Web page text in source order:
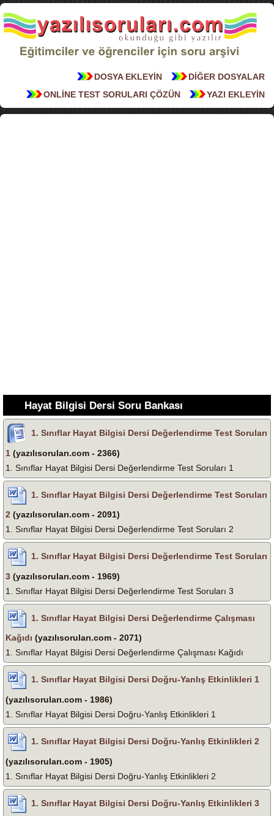
DİĞER DOSYALAR
DOSYA EKLEYİN
YAZI EKLEYİN
ONLİNE TEST SORULARI ÇÖZÜN
Hayat Bilgisi Dersi Soru Bankası
1. Sınıflar Hayat Bilgisi Dersi Değerlendirme Test Soruları
1 (yazılısoruları.com - 2366)
1. Sınıflar Hayat Bilgisi Dersi Değerlendirme Test Soruları 1
1. Sınıflar Hayat Bilgisi Dersi Değerlendirme Test Soruları
2 (yazılısoruları.com - 2091)
1. Sınıflar Hayat Bilgisi Dersi Değerlendirme Test Soruları 2
1. Sınıflar Hayat Bilgisi Dersi Değerlendirme Test Soruları
3 (yazılısoruları.com - 1969)
1. Sınıflar Hayat Bilgisi Dersi Değerlendirme Test Soruları 3
1. Sınıflar Hayat Bilgisi Dersi Değerlendirme Çalışması
Kağıdı (yazılısoruları.com - 2071)
1. Sınıflar Hayat Bilgisi Dersi Değerlendirme Çalışması Kağıdı
1. Sınıflar Hayat Bilgisi Dersi Doğru-Yanlış Etkinlikleri 1
(yazılısoruları.com - 1986)
1. Sınıflar Hayat Bilgisi Dersi Doğru-Yanlış Etkinlikleri 1
1. Sınıflar Hayat Bilgisi Dersi Doğru-Yanlış Etkinlikleri 2
(yazılısoruları.com - 1905)
1. Sınıflar Hayat Bilgisi Dersi Doğru-Yanlış Etkinlikleri 2
1. Sınıflar Hayat Bilgisi Dersi Doğru-Yanlış Etkinlikleri 3